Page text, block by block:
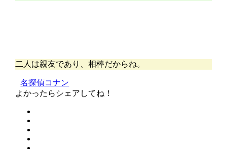
二人は親友であり、相棒だからね。
名探偵コナン
よかったらシェアしてね！